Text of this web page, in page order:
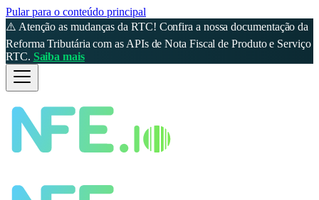
Pular para o conteúdo principal
⚠️ Atenção as mudanças da RTC! Confira a nossa documentação da
Reforma Tributária com as APIs de Nota Fiscal de Produto e Serviço
RTC. Saiba mais